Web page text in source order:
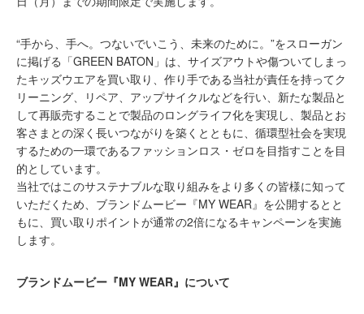
“手から、手へ。つないでいこう、未来のために。”をスローガン
に掲げる「GREEN BATON」は、サイズアウトや傷ついてしまっ
たキッズウエアを買い取り、作り手である当社が責任を持ってク
リーニング、リペア、アップサイクルなどを行い、新たな製品と
して再販売することで製品のロングライフ化を実現し、製品とお
客さまとの深く長いつながりを築くとともに、循環型社会を実現
するための一環であるファッションロス・ゼロを目指すことを目
的としています。
当社ではこのサステナブルな取り組みをより多くの皆様に知って
いただくため、ブランドムービー『MY WEAR』を公開するとと
もに、買い取りポイントが通常の2倍になるキャンペーンを実施
します。
ブランドムービー『MY WEAR』について